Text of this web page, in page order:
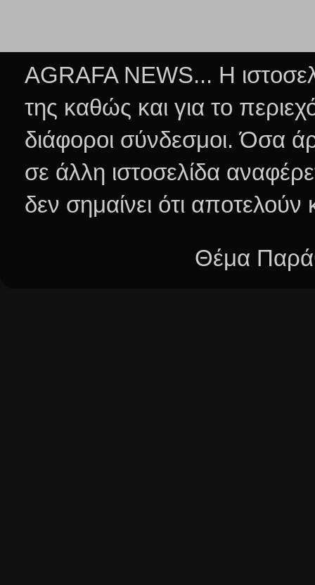
AGRAFA NEWS... Η
της καθώς και για το
διάφοροι σύνδεσμοι.Όσα
σε άλλη ιστοσελίδα
δεν σημαίνει ότι
Θέμα